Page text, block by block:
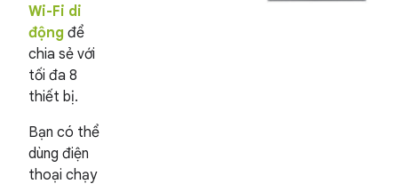
Wi-Fi di
động để
chia sẻ với
tối đa 8
thiết bị.
Bạn có thể
dùng điện
thoại chạy